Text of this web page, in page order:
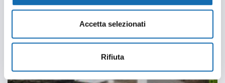
Accetta selezionati
Rifiuta
FRICOSMOS - HOST 2025